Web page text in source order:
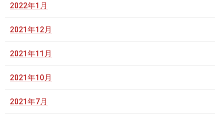
2022年1月
2021年12月
2021年11月
2021年10月
2021年7月